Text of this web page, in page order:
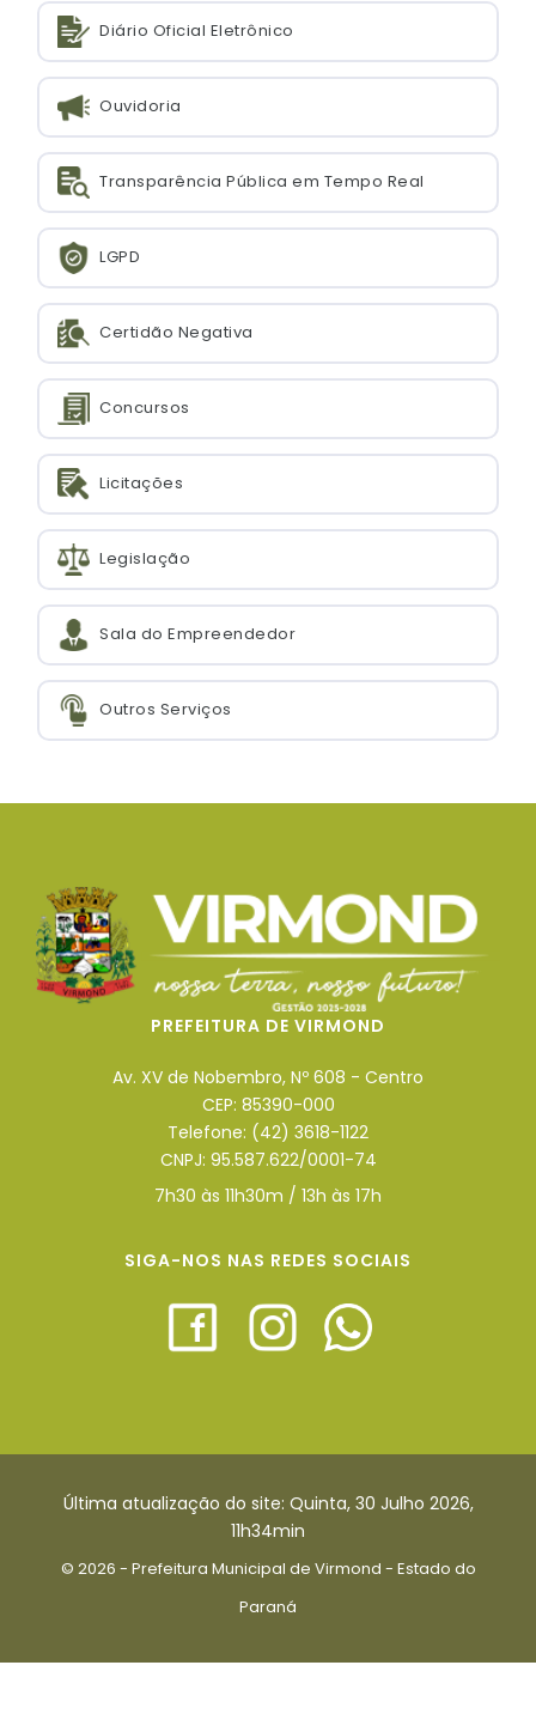
Diário Oficial Eletrônico
Ouvidoria
Transparência Pública em Tempo Real
LGPD
Certidão Negativa
Concursos
Licitações
Legislação
Sala do Empreendedor
Outros Serviços
PREFEITURA DE VIRMOND
Av. XV de Nobembro, Nº 608 - Centro
CEP: 85390-000
Telefone: (42) 3618-1122
CNPJ: 95.587.622/0001-74
7h30 às 11h30m / 13h às 17h
SIGA-NOS NAS REDES SOCIAIS
Última atualização do site: Quinta, 30 Julho 2026,
11h34min
© 2026 - Prefeitura Municipal de Virmond - Estado do
Paraná